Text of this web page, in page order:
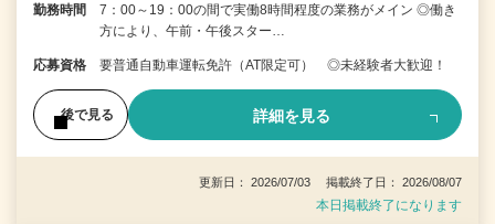
勤務時間
7：00～19：00の間で実働8時間程度の業務がメイン ◎働き
方により、午前・午後スター…
応募資格 要普通自動車運転免許（AT限定可） ◎未経験者大歓迎！
後で見る 詳細を見る
更新日： 2026/07/03 掲載終了日： 2026/08/07
本日掲載終了になります